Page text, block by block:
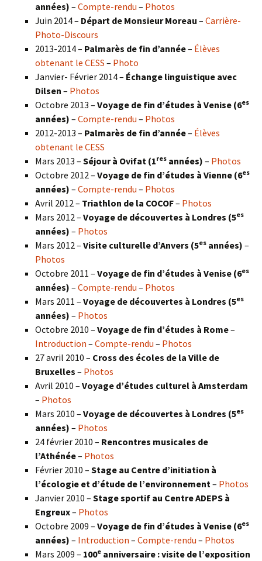
années) – Compte-rendu – Photos
Juin 2014 – Départ de Monsieur Moreau – Carrière-
Photo-Discours
2013-2014 – Palmarès de fin d’année– Élèves
obtenant le CESS – Photo
Janvier- Février 2014 – Échange linguistique avec
Dilsen – Photos
Octobre 2013 – Voyage de fin d’études à Venise (6es
années) – Compte-rendu – Photos
2012-2013 – Palmarès de fin d’année– Élèves
obtenant le CESS
Mars 2013 – Séjour à Ovifat (1res années) – Photos
Octobre 2012 – Voyage de fin d’études à Vienne (6es
années) – Compte-rendu – Photos
Avril 2012 – Triathlon de la COCOF– Photos
Mars 2012 – Voyage de découvertes à Londres (5es
années) – Photos
Mars 2012 – Visite culturelle d’Anvers (5es années) –
Photos
Octobre 2011 – Voyage de fin d’études à Venise (6es
années) – Compte-rendu – Photos
Mars 2011 – Voyage de découvertes à Londres (5es
années) – Photos
Octobre 2010 – Voyage de fin d’études à Rome–
Introduction – Compte-rendu – Photos
27 avril 2010 – Cross des écoles de la Ville de
Bruxelles – Photos
Avril 2010 – Voyage d’études culturel à Amsterdam
– Photos
Mars 2010 – Voyage de découvertes à Londres (5es
années) – Photos
24 février 2010 – Rencontres musicales de
l’Athénée– Photos
Février 2010 – Stage au Centre d’initiation à
l’écologie et d’étude de l’environnement– Photos
Janvier 2010 – Stage sportif au Centre ADEPS à
Engreux– Photos
Octobre 2009 – Voyage de fin d’études à Venise (6es
années) – Introduction – Compte-rendu – Photos
Mars 2009 – 100e anniversaire : visite de l’exposition